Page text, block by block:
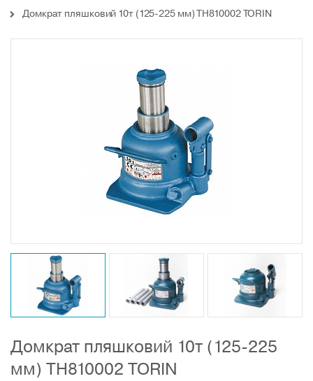
Домкрат пляшковий 10т (125-225 мм) TH810002 TORIN
Домкрат пляшковий 10т (125-225
мм) TH810002 TORIN